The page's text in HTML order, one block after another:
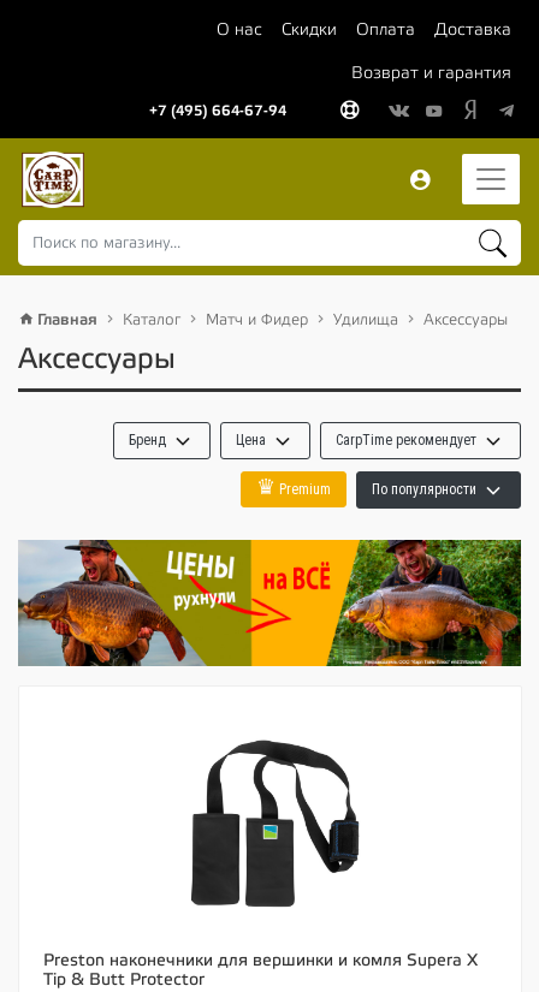
О нас Скидки Оплата Доставка
Возврат и гарантия
+7 (495) 664-67-94
Главная Каталог Матч и Фидер Удилища Аксессуары
Аксессуары
Бренд Цена CarpTime рекомендует
♛ Premium По популярности
Preston наконечники для вершинки и комля Supera X
Tip & Butt Protector